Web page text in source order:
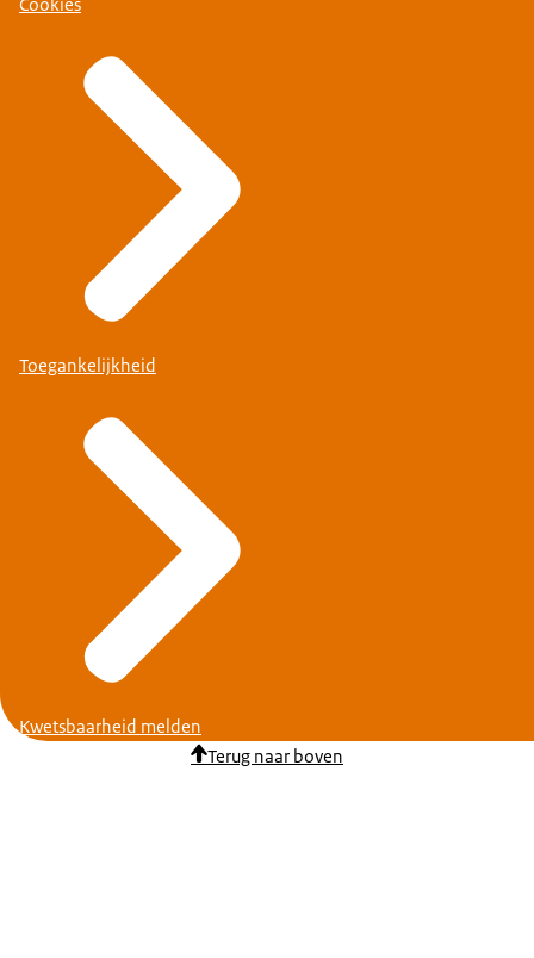
Toegankelijkheid
Kwetsbaarheid melden
Terug naar boven